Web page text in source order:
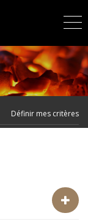
Définir mes critères